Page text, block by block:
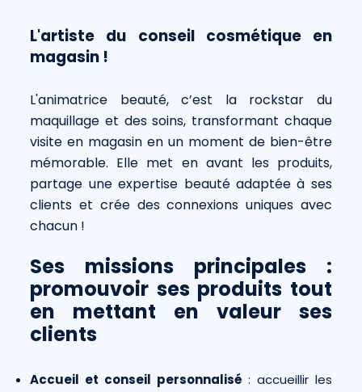
L'artiste du conseil cosmétique en
magasin !
L'animatrice beauté, c’est la rockstar du
maquillage et des soins, transformant chaque
visite en magasin en un moment de bien-être
mémorable. Elle met en avant les produits,
partage une expertise beauté adaptée à ses
clients et crée des connexions uniques avec
chacun !
Ses missions principales :
promouvoir ses produits tout
en mettant en valeur ses
clients
Accueil et conseil personnalisé : accueillir les